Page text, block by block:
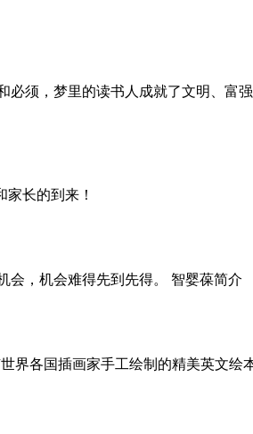
须，梦里的读书人成就了文明、富
长的到来！
会，机会难得先到先得。 智婴葆简介
各国插画家手工绘制的精美英文绘